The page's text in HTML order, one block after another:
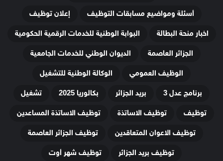
أسئلة ومواضيع مسابقات التوظيف
إعلان توظيف
اخبار منحة البطالة
البوابة الوطنية للخدمات الرقمية الحكومية
الجزائر العاصمة
الديوان الوطني للخدمات الجامعية
الوظيف العمومي
الوكالة الوطنية للتشغيل
برنامج عدل 3
بريد الجزائر بكالوريا 2025
تشغيل
توظيف
توظيف الاساتذة
توظيف الاساتذة المساعدين
توظيف الاعوان المتعاقدين
توظيف الجزائر العاصمة
توظيف بريد الجزائر
توظيف شهر أوت